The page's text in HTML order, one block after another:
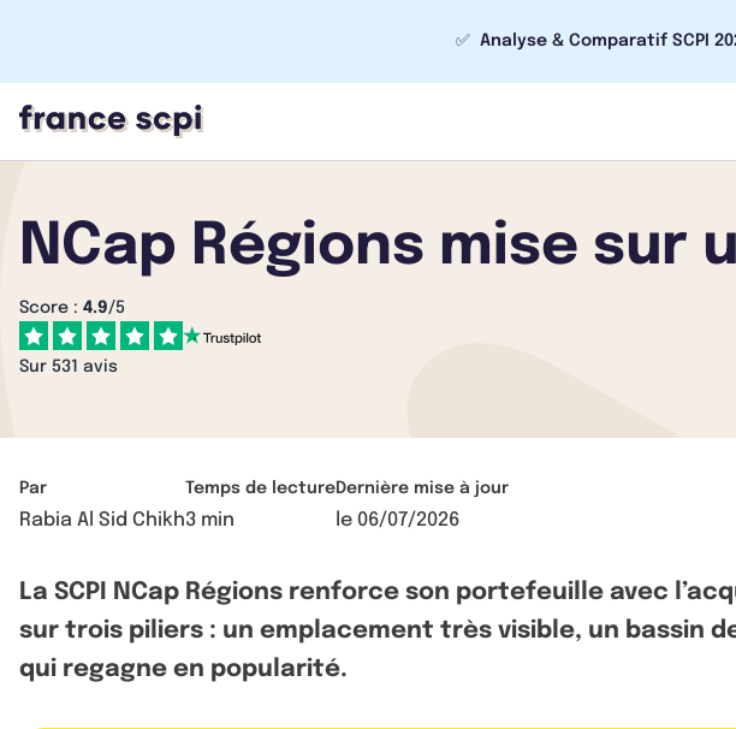
✅ Analyse & Comparatif SCPI
NCap Régions mise sur
Score : 4.9/5
Sur 531 avis
Par
Rabia Al Sid Chikh
Temps de lecture
3 min
Dernière mise à jour
le 06/07/2026
La SCPI NCap Régions renforce son portefeuille avec
sur trois piliers : un emplacement très visible, un bassin
qui regagne en popularité.